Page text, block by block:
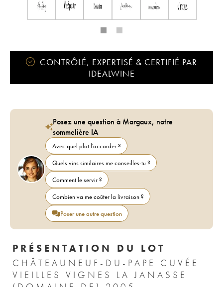
CONTRÔLÉ, EXPERTISÉ & CERTIFIÉ PAR
IDEALWINE
Posez une question à Margaux, notre
sommelière IA
Avec quel plat l'accorder ?
Quels vins similaires me conseilles-tu ?
Comment le servir ?
Combien va me coûter la livraison ?
Poser une autre question
PRÉSENTATION DU LOT
CHÂTEAUNEUF-DU-PAPE CUVÉE
VIEILLES VIGNES LA JANASSE